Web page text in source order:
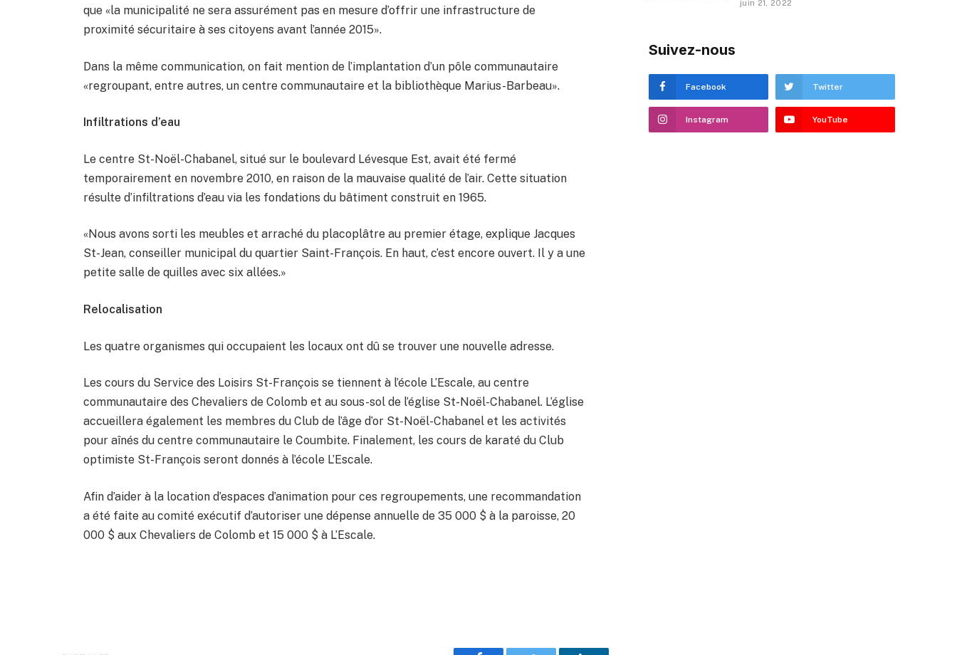
que «la municipalité ne sera assurément pas en mesure d’offrir une infrastructure de
proximité sécuritaire à ses citoyens avant l’année 2015».
Dans la même communication, on fait mention de l’implantation d’un pôle communautaire
«regroupant, entre autres, un centre communautaire et la bibliothèque Marius-Barbeau».
Infiltrations d’eau
Le centre St-Noël-Chabanel, situé sur le boulevard Lévesque Est, avait été fermé
temporairement en novembre 2010, en raison de la mauvaise qualité de l’air. Cette situation
résulte d’infiltrations d’eau via les fondations du bâtiment construit en 1965.
«Nous avons sorti les meubles et arraché du placoplâtre au premier étage, explique Jacques
St-Jean, conseiller municipal du quartier Saint-François. En haut, c’est encore ouvert. Il y a une
petite salle de quilles avec six allées.»
Relocalisation
Les quatre organismes qui occupaient les locaux ont dû se trouver une nouvelle adresse.
Les cours du Service des Loisirs St-François se tiennent à l’école L’Escale, au centre
communautaire des Chevaliers de Colomb et au sous-sol de l’église St-Noël-Chabanel. L’église
accueillera également les membres du Club de l’âge d’or St-Noël-Chabanel et les activités
pour aînés du centre communautaire le Coumbite. Finalement, les cours de karaté du Club
optimiste St-François seront donnés à l’école L’Escale.
Afin d’aider à la location d’espaces d’animation pour ces regroupements, une recommandation
a été faite au comité exécutif d’autoriser une dépense annuelle de 35 000 $ à la paroisse, 20
000 $ aux Chevaliers de Colomb et 15 000 $ à L’Escale.
juin 21, 2022
Suivez-nous
Facebook Twitter
Instagram YouTube